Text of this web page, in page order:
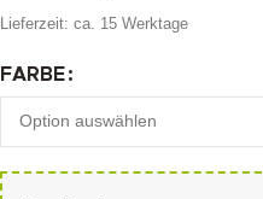
Lieferzeit: ca. 15 Werktage
FARBE